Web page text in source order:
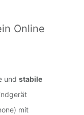
Online
und stabile
mit